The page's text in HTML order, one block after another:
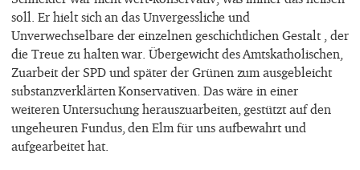
soll. Er hielt sich an das Unvergessliche und
Unverwechselbare der einzelnen geschichtlichen Gestalt , der
die Treue zu halten war. Übergewicht des Amtskatholischen,
Zuarbeit der SPD und später der Grünen zum ausgebleicht
substanzverklärten Konservativen. Das wäre in einer
weiteren Untersuchung herauszuarbeiten, gestützt auf den
ungeheuren Fundus, den Elm für uns aufbewahrt und
aufgearbeitet hat.